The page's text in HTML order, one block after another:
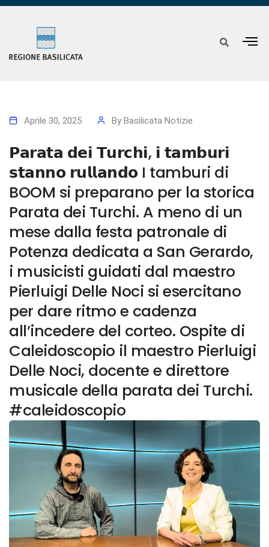
Aprile 30, 2025 By Basilicata Notizie
𝗣𝗮𝗿𝗮𝘁𝗮 𝗱𝗲𝗶 𝗧𝘂𝗿𝗰𝗵𝗶, 𝗶 𝘁𝗮𝗺𝗯𝘂𝗿𝗶
𝘀𝘁𝗮𝗻𝗻𝗼 𝗿𝘂𝗹𝗹𝗮𝗻𝗱𝗼 I tamburi di
BOOM si preparano per la storica
Parata dei Turchi. A meno di un
mese dalla festa patronale di
Potenza dedicata a San Gerardo,
i musicisti guidati dal maestro
Pierluigi Delle Noci si esercitano
per dare ritmo e cadenza
all’incedere del corteo. Ospite di
Caleidoscopio il maestro Pierluigi
Delle Noci, docente e direttore
musicale della parata dei Turchi.
#caleidoscopio